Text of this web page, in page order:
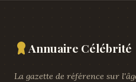
Annuaire Célébrité
La gazette de référence sur